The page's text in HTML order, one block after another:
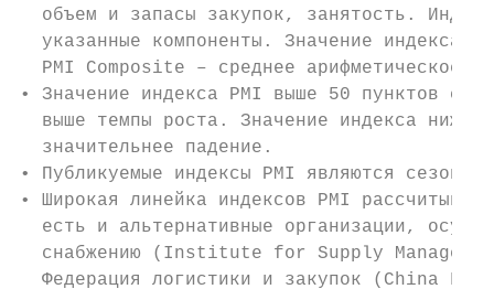
объем и запасы закупок, занятость.
указанные компоненты. Значение индекса
PMI Composite – среднее арифметическое
• Значение индекса PMI выше 50 пунктов
выше темпы роста. Значение индекса ниже
  значительнее падение.
• Публикуемые индексы PMI являются
• Широкая линейка индексов PMI
есть и альтернативные организации,
снабжению (Institute for Supply
Федерация логистики и закупок (China